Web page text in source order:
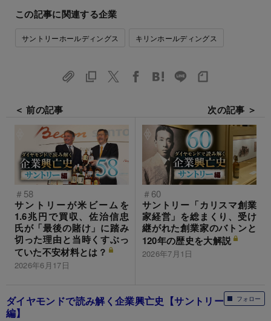
この記事に関連する企業
サントリーホールディングス キリンホールディングス
＜ 前の記事
＃58
サントリーが米ビームを
1.6兆円で買収、佐治信忠
氏が「最後の賭け」に踏み
切った理由と当時くすぶっ
ていた不安材料とは？
2026年6月17日
次の記事 ＞
＃60
サントリー「カリスマ創業
家経営」を総まくり、受け
継がれた創業家のバトンと
120年の歴史を大解説
2026年7月1日
フォロー
ダイヤモンドで読み解く企業興亡史【サントリー
編】